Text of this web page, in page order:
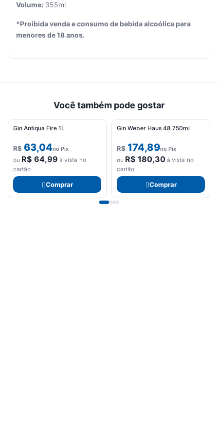
Seu
carrinho
vazio.
Volume: 355ml
*Proibida venda e consumo de bebida alcoólica para
menores de 18 anos.
Você também pode gostar
Gin Antiqua Fire 1L
R$ 63,04no Pix
ou R$ 64,99 à vista no
cartão
Comprar
Gin Weber Haus 48 750ml
R$ 174,89no Pix
ou R$ 180,30à vista no
cartão
Comprar